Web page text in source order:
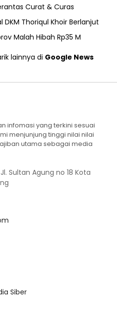
Curat & Curas
DKM Thoriqul Khoir Berlanjut
Malah Hibah Rp35 M
lainnya di Google News
infomasi yang terkini sesuai
menjunjung tinggi nilai nilai
utama sebagai media
Sultan Agung no 18 Kota
Siber